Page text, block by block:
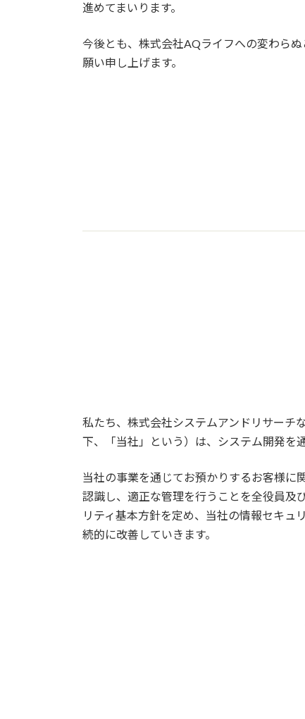
進めてまいります。
今後とも、株式会社AQライフへの変わら
願い申し上げます。
私たち、株式会社システムアンドリサーチ
下、「当社」という）は、システム開発を
当社の事業を通じてお預かりするお客様に
認識し、適正な管理を行うことを全役員及
リティ基本方針を定め、当社の情報セキュ
続的に改善していきます。